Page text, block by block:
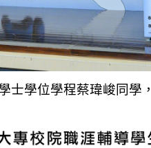
士學位學程蔡瑋峻同